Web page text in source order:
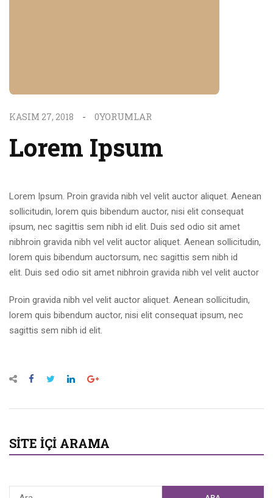
SITE İÇI ARAMA
KASIM 27, 2018 0YORUMLAR
Lorem Ipsum
Lorem Ipsum. Proin gravida nibh vel velit auctor aliquet. Aenean
sollicitudin, lorem quis bibendum auctor, nisi elit consequat
ipsum, nec sagittis sem nibh id elit. Duis sed odio sit amet
nibhroin gravida nibh vel velit auctor aliquet. Aenean sollicitudin,
lorem quis bibendum auctorsum, nec sagittis sem nibh id
elit. Duis sed odio sit amet nibhroin gravida nibh vel velit auctor
Proin gravida nibh vel velit auctor aliquet. Aenean sollicitudin,
lorem quis bibendum auctor, nisi elit consequat ipsum, nec
sagittis sem nibh id elit.